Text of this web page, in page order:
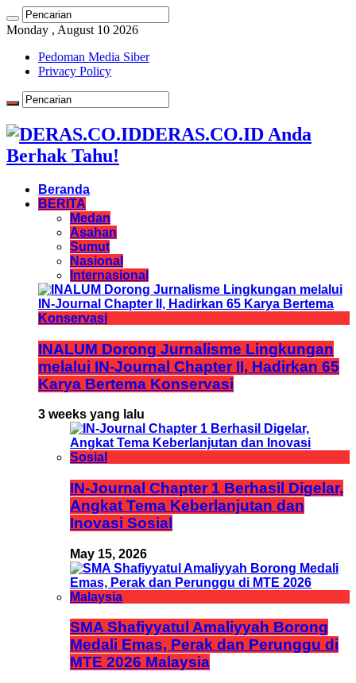
Monday , August 10 2026
Pedoman Media Siber
Privacy Policy
DERAS.CO.ID Anda
Berhak Tahu!
Beranda
BERITA
Medan
Asahan
Sumut
Nasional
Internasional
INALUM Dorong Jurnalisme Lingkungan
melalui IN-Journal Chapter II, Hadirkan 65
Karya Bertema Konservasi
3 weeks yang lalu
IN-Journal Chapter 1 Berhasil Digelar,
Angkat Tema Keberlanjutan dan
Inovasi Sosial
May 15, 2026
SMA Shafiyyatul Amaliyyah Borong
Medali Emas, Perak dan Perunggu di
MTE 2026 Malaysia